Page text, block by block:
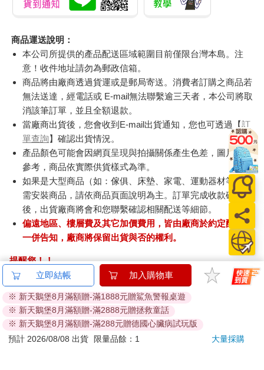
商品運送說明：
本公司所提供的產品配送區域範圍目前僅限台灣本島。注
意！收件地址請勿為郵政信箱。
商品將由廠商透過貨運或是郵局寄送。消費者訂購之商品若
無法送達，經電話或 E-mail無法聯繫逾三天者，本公司將取
消該筆訂單，並且全額退款。
當廠商出貨後，您會收到E-mail出貨通知，您也可透過【訂
單查詢】確認出貨情況。
產品顏色可能會因網頁呈現與拍攝關係產生色差，圖片僅供
參考，商品依實際供貨樣式為準。
如果是大型商品（如：傢俱、床墊、家電、運動器材等）及
需安裝商品，請依商品頁面說明為主。訂單完成收款確認
後，出貨廠商將會和您聯繫確認相關配送等細節。
偏遠地區、樓層費及其它加價費用，皆由廠商於約定配送時
一併告知，廠商將保留出貨與否的權利。
提醒您！！
金石堂及銀行均不會請您操作ATM! 如接獲電話要求您前往
ATM提款機，請不要聽從指示，以免受騙上當！
退換貨須知：
**提醒您，鑑賞期不等於試用期，退回商品須為全新狀態**
依據「消費者保護法」第19條及行政院消費者保護處公告之
立即結帳 加入購物車
※ 新天鵝堡8月滿額贈-滿1888元贈鯊魚警報桌遊
※ 新天鵝堡8月滿額贈-滿2888元贈拯救童話
※ 新天鵝堡8月滿額贈-滿288元贈德國心臟病試玩版
預計 2026/08/08 出貨
限量品餘：1 大量採購